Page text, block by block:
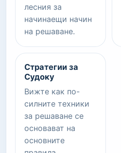
лесния за
начинаещи начин
на решаване.
Стратегии за
Судоку
Вижте как по-
силните техники
за решаване се
основават на
основните